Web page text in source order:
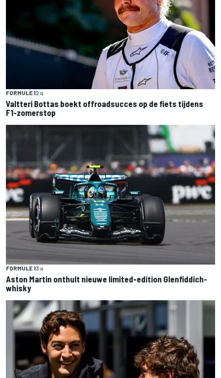
FORMULE 12 u
Valtteri Bottas boekt offroadsucces op de fiets tijdens
F1-zomerstop
FORMULE 13 u
Aston Martin onthult nieuwe limited-edition Glenfiddich-
whisky